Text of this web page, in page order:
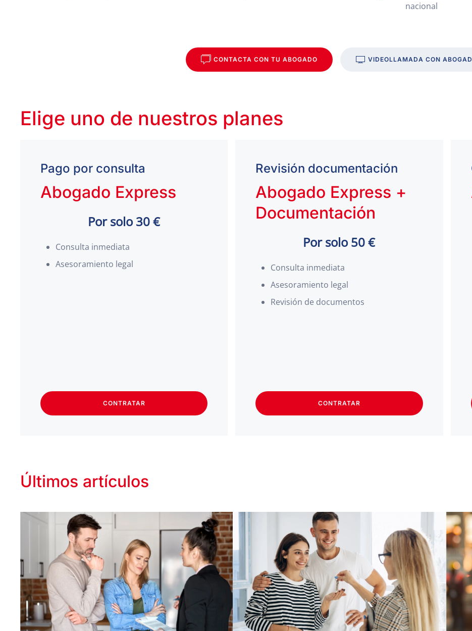
nacional
CONTACTA CON TU ABOGADO VIDEOLLAMADA CON
Elige uno de nuestros planes
Pago por consulta
Abogado Express
Por solo 30 €
Consulta inmediata
Asesoramiento legal
CONTRATAR
Revisión documentación
Abogado Express +
Documentación
Por solo 50 €
Consulta inmediata
Asesoramiento legal
Revisión de documentos
CONTRATAR
Últimos artículos